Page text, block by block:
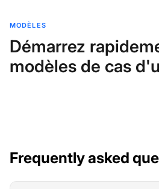
MODÈLES
Démarrez
modèles de cas
Frequently asked